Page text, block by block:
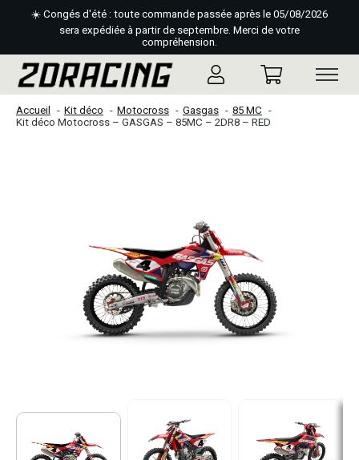
☀️ Congés d'été : toute commande passée après le 05/08/2026
sera expédiée à partir de septembre. Merci de votre
compréhension.
Accueil Kit déco Motocross Gasgas
85 MC
Kit déco Motocross – GASGAS – 85MC – 2DR8 – RED